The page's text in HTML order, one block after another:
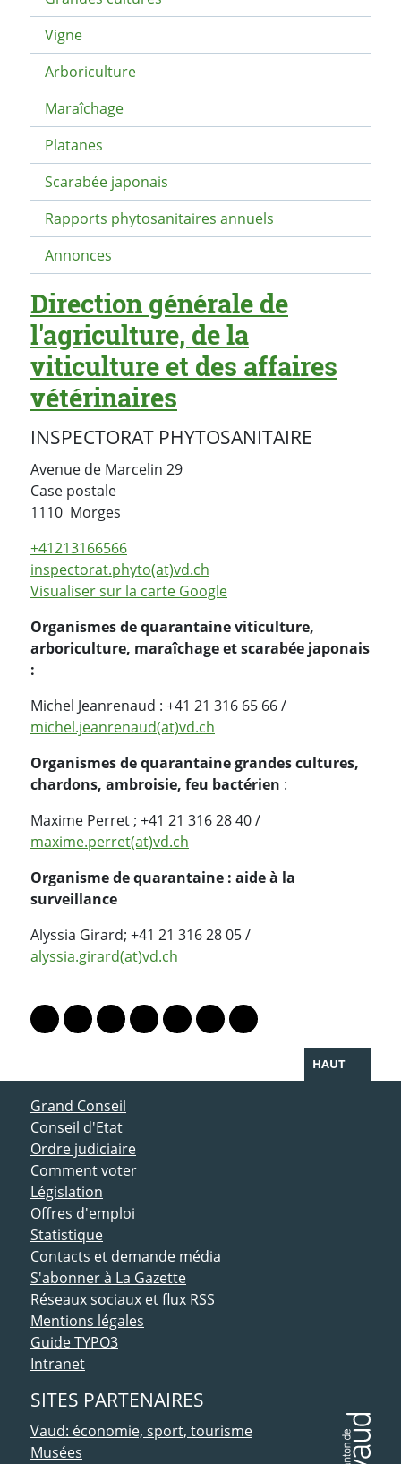
Vigne
Arboriculture
Maraîchage
Platanes
Scarabée japonais
Rapports phytosanitaires annuels
Annonces
Direction générale de
l'agriculture, de la
viticulture et des affaires
vétérinaires
INSPECTORAT PHYTOSANITAIRE
Avenue de Marcelin 29
Case postale
1110 Morges
+41213166566
inspectorat.phyto(at)vd.ch
Visualiser sur la carte Google
Organismes de quarantaine viticulture,
arboriculture, maraîchage et scarabée japonais
:
Michel Jeanrenaud : +41 21 316 65 66 /
michel.jeanrenaud(at)vd.ch
Organismes de quarantaine grandes cultures,
chardons, ambroisie, feu bactérien :
Maxime Perret ; +41 21 316 28 40 /
maxime.perret(at)vd.ch
Organisme de quarantaine : aide à la
surveillance
Alyssia Girard; +41 21 316 28 05 /
alyssia.girard(at)vd.ch
Lien vers le profil Mastodon
Lien vers le profil Bluesky
Lien vers le profil Instagram
Lien vers le profil Linkedin
Lien vers le profil Facebook
Lien vers le profil Twitter
Partager par WhatsApp
HAUT
ACCÈS DIRECT
Grand Conseil
Conseil d'Etat
Ordre judiciaire
Comment voter
Législation
Offres d'emploi
Statistique
Contacts et demande média
S'abonner à La Gazette
Réseaux sociaux et flux RSS
Mentions légales
Guide TYPO3
Intranet
SITES PARTENAIRES
Vaud: économie, sport, tourisme
Musées